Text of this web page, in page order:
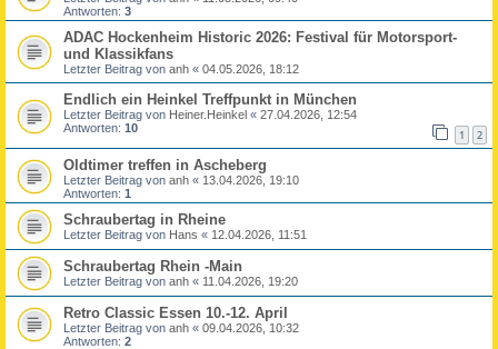
Antworten: 3
ADAC Hockenheim Historic 2026: Festival für Motorsport-
und Klassikfans
Letzter Beitrag von anh « 04.05.2026, 18:12
Endlich ein Heinkel Treffpunkt in München
Letzter Beitrag von Heiner.Heinkel « 27.04.2026, 12:54
Antworten: 10 1 2
Oldtimer treffen in Ascheberg
Letzter Beitrag von anh « 13.04.2026, 19:10
Antworten: 1
Schraubertag in Rheine
Letzter Beitrag von Hans « 12.04.2026, 11:51
Schraubertag Rhein -Main
Letzter Beitrag von anh « 11.04.2026, 19:20
Retro Classic Essen 10.-12. April
Letzter Beitrag von anh « 09.04.2026, 10:32
Antworten: 2